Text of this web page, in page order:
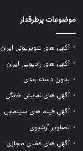
موضوعات پرطرفدار
آگهی های تلویزیونی ایران
آگهی های رادیویی ایران
بدون دسته بندی
آگهی های نمایش خانگی
آگهی فیلم های سینمایی
تصاویر آرشیوی
آگهی های فضای مجازی